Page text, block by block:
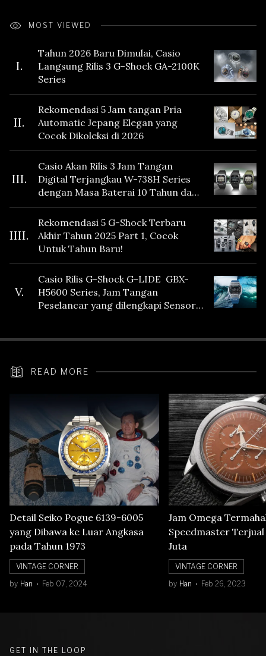
MOST VIEWED
I.
Tahun 2026 Baru Dimulai, Casio
Langsung Rilis 3 G-Shock GA-2100K
Series
II.
Rekomendasi 5 Jam tangan Pria
Automatic Jepang Elegan yang
Cocok Dikoleksi di 2026
III.
Casio Akan Rilis 3 Jam Tangan
Digital Terjangkau W-738H Series
dengan Masa Baterai 10 Tahun dan
Fitur Vibration
IIII.
Rekomendasi 5 G-Shock Terbaru
Akhir Tahun 2025 Part 1, Cocok
Untuk Tahun Baru!
V.
Casio Rilis G-Shock G-LIDE GBX-
H5600 Series, Jam Tangan
Peselancar yang dilengkapi Sensor
READ MORE
Detail Seiko Pogue 6139-6005
yang Dibawa ke Luar Angkasa
pada Tahun 1973
VINTAGE CORNER
by Han Feb 07, 2024
Jam Omega
Speedmaster Terjual
Juta
VINTAGE CORNER
by Han Feb 26, 2023
GET IN THE LOOP